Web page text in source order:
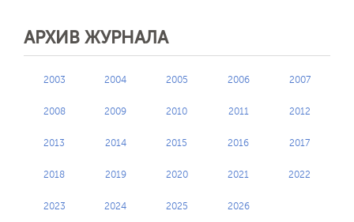
АРХИВ ЖУРНАЛА
2003 2004 2005 2006 2007
2008 2009 2010 2011 2012
2013 2014 2015 2016 2017
2018 2019 2020 2021 2022
2023 2024 2025 2026